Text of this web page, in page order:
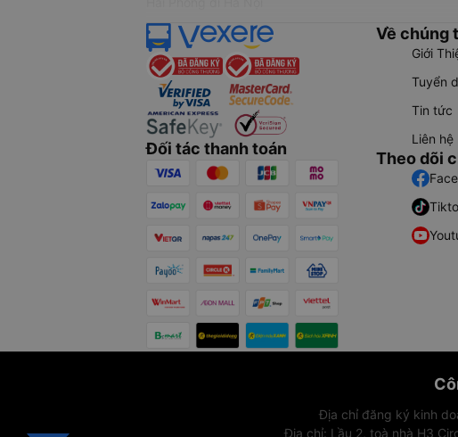
Đối tác thanh toán
Về chúng
Giới
Tuyển
Tin tức
Liên hệ
Theo dõi
Địa chỉ đăng ký kinh
Địa chỉ: Lầu 2, toà nhà H3